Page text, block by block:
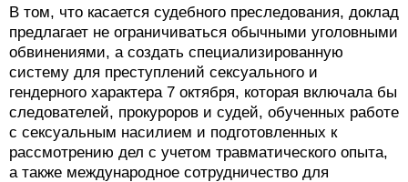
В том, что касается судебного преследования, доклад
предлагает не ограничиваться обычными уголовными
обвинениями, а создать специализированную
систему для преступлений сексуального и
гендерного характера 7 октября, которая включала бы
следователей, прокуроров и судей, обученных работе
с сексуальным насилием и подготовленных к
рассмотрению дел с учетом травматического опыта,
а также международное сотрудничество для